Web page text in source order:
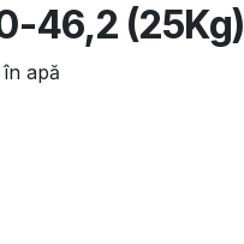
46,2 (25Kg)
apă